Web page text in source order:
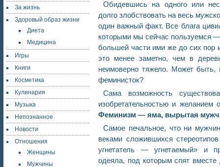
За жизнь
Здоровый образ жизни
Диета
Медицина
Игры
Книги
Косметика
Кулинария
Музыка
Непознанное
Новости
Отношения
Женщины
Мужчины
Обидевшись на одного или
долго злобствовать на весь
один важный факт. Все блага
которыми мы сейчас пользуемся
большей части ими же до сих пор
это менее заметно, чем в
неимоверно тяжело. Может быть,
феминисток?
Сама возможность
изобретательностью и желанием
Феминизм — яма, вырытая
Самое печальное, что ни
веками сложившихся
угнетатель — угнетаемый» и
одеяла, под которым спят